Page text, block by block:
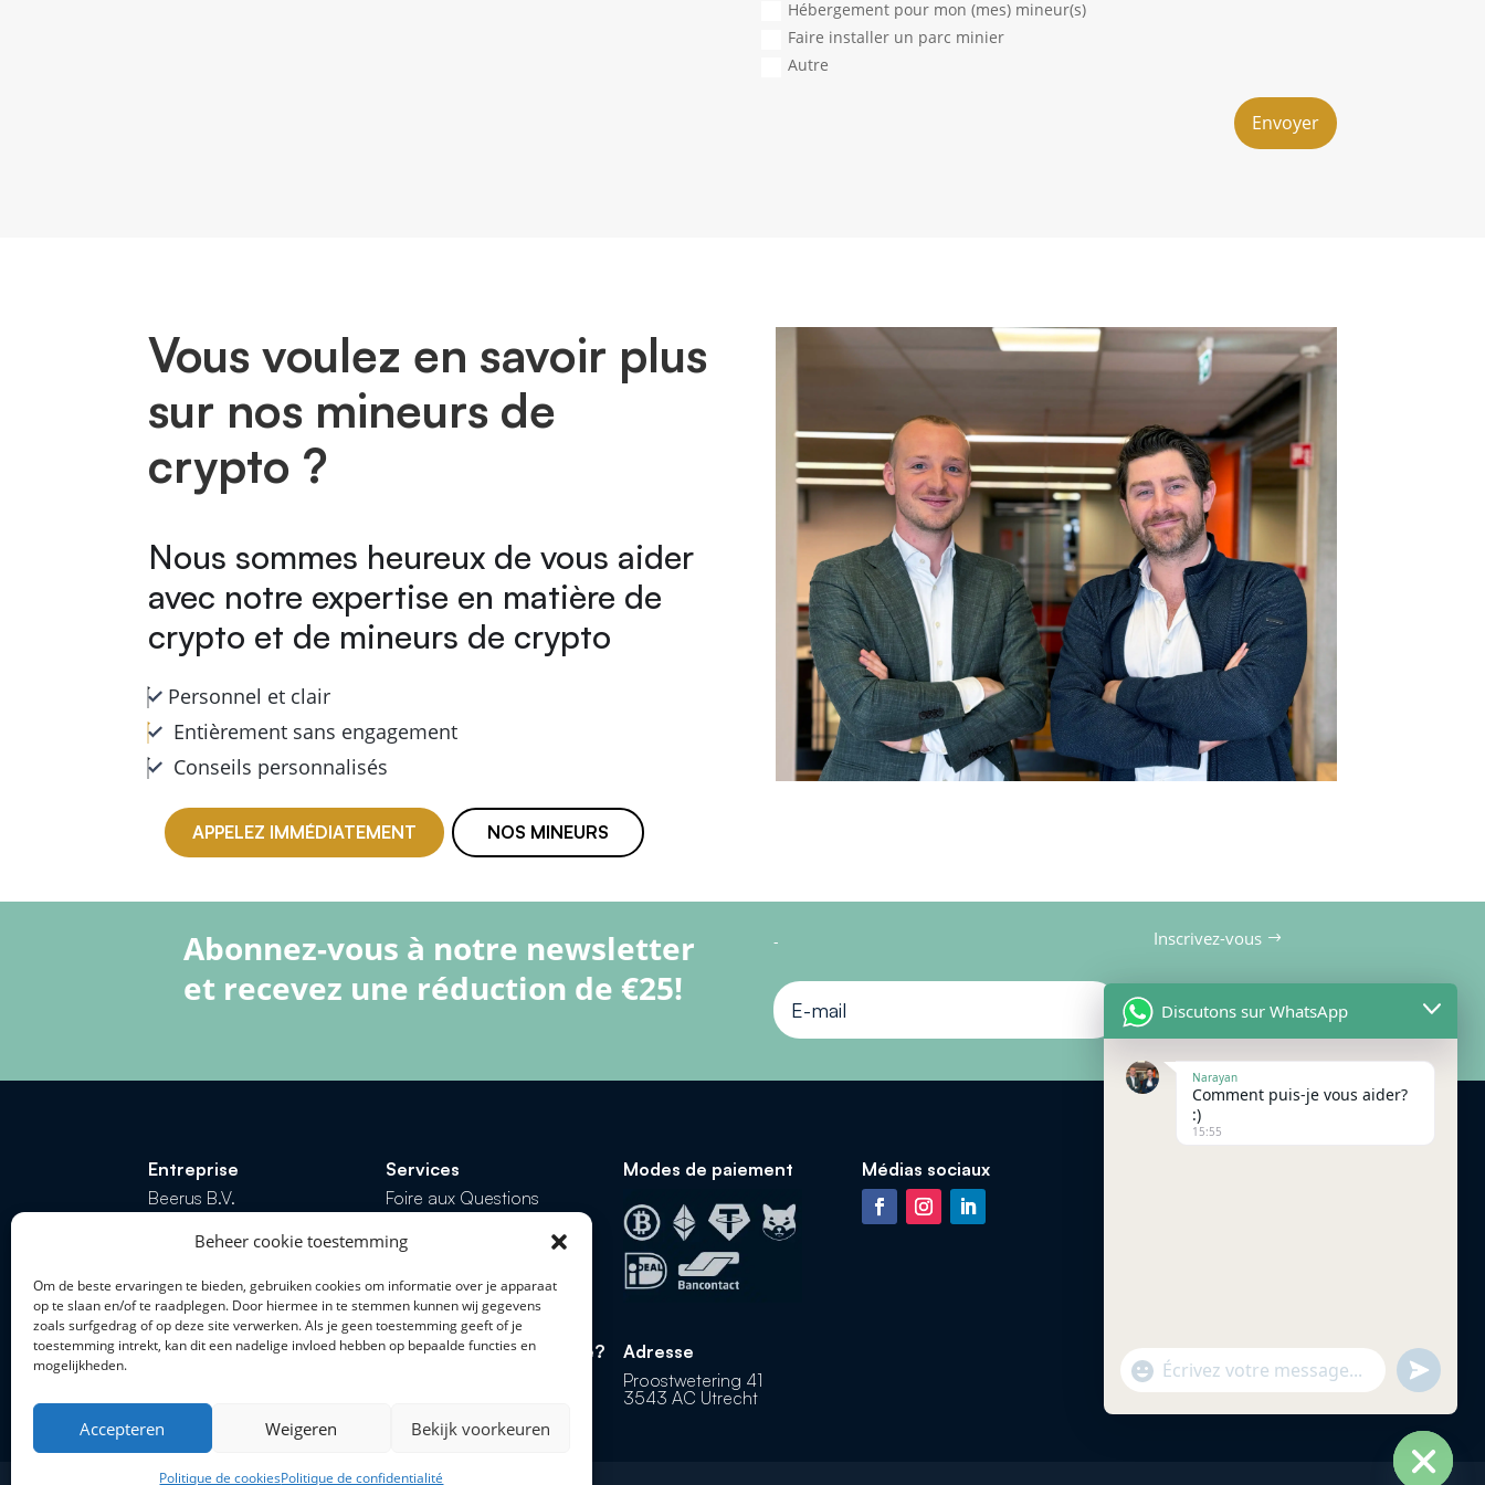
Beheer cookie toestemming
Om de beste ervaringen te bieden, gebruiken cookies om informatie over je apparaat
op te slaan en/of te raadplegen. Door hiermee in te stemmen kunnen wij gegevens
zoals surfgedrag of op deze site verwerken. Als je geen toestemming geeft of je
toestemming intrekt, kan dit een nadelige invloed hebben op bepaalde functies en
mogelijkheden.
Accepteren Weigeren Bekijk voorkeuren
Politique de cookiesPolitique de confidentialité
Hébergement pour mon (mes) mineur(s)
Faire installer un parc minier
Autre
Envoyer
Vous voulez en savoir plus
sur nos mineurs de
crypto ?
Nous sommes heureux de vous aider
avec notre expertise en matière de
crypto et de mineurs de crypto
Personnel et clair
Entièrement sans engagement
Conseils personnalisés
APPELEZ IMMÉDIATEMENT NOS MINEURS
Abonnez-vous à notre newsletter
et recevez une réduction de €25!
- Inscrivez-vous
Entreprise
Beerus B.V.
KVK 85658308
Services
Foire aux Questions
Les options de paiement
Modes de paiement Médias sociaux
Contactez-nous
Échanger par téléphone?
Adresse
Proostwetering 41
3543 AC Utrecht
Discutons sur WhatsApp
Narayan
Comment puis-je vous aider?
:)
15:55
"+chaty_settings.lang.emoji_picker+"
WhatsApp
undefined